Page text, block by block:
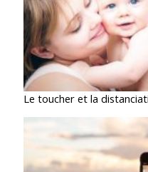
Le toucher et la